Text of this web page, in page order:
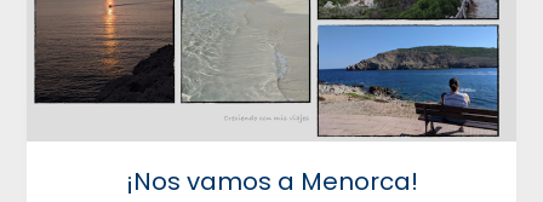
¡Nos vamos a Menorca!